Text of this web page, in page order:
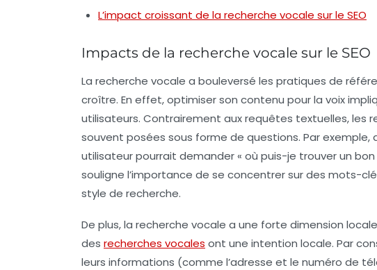
L’impact croissant de la recherche vocale sur le SEO
Impacts de la recherche vocale sur le SEO
La recherche vocale a bouleversé les pratiques de
croître. En effet, optimiser son contenu pour la voix
utilisateurs. Contrairement aux requêtes textuelles, les
souvent posées sous forme de questions. Par exemple,
utilisateur pourrait demander « où puis-je trouver un
souligne l’importance de se concentrer sur des mots-
style de recherche.
De plus, la recherche vocale a une forte dimension locale
des recherches vocales ont une intention locale. Par
leurs informations (comme l’adresse et le numéro de